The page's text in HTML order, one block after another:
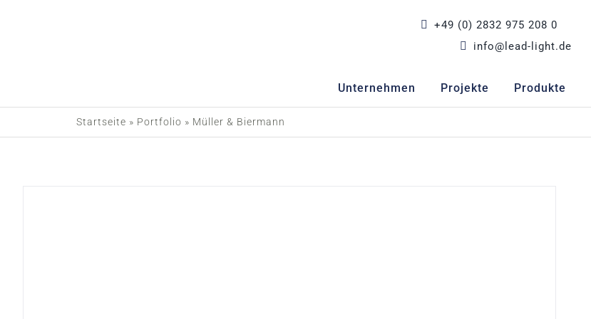
+49 (0) 2832 975 208 0
info@lead-light.de
Unternehmen Projekte Produkte
Startseite » Portfolio » Müller & Biermann